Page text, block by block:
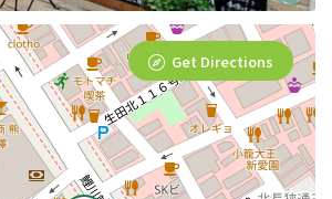
Get Directions